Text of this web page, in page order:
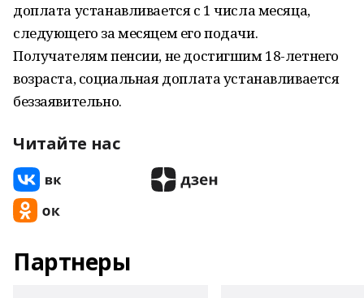
доплата устанавливается с 1 числа месяца,
следующего за месяцем его подачи.
Получателям пенсии, не достигшим 18-летнего
возраста, социальная доплата устанавливается
беззаявительно.
Читайте нас
Партнеры